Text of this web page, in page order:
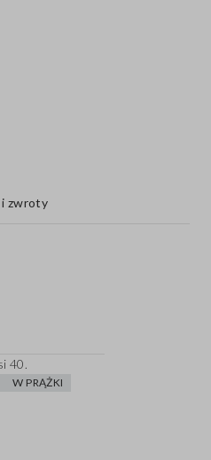
i zwroty
40.
W PRĄŻKI